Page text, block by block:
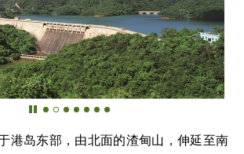
港岛东部，由北面的渣甸山，伸延至南